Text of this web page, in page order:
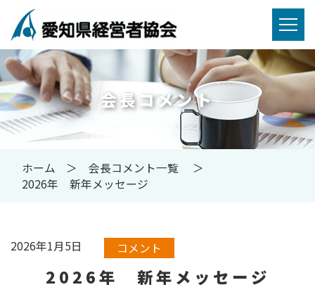
会長コメント
ホーム
会長コメント一覧
2026年 新年メッセージ
2026年1月5日 コメント
2026年 新年メッセージ